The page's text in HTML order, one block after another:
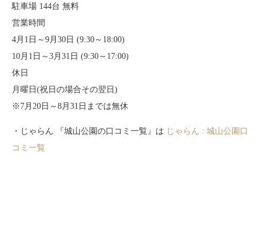
駐車場 144台 無料
営業時間
4月1日～9月30日 (9:30～18:00)
10月1日～3月31日 (9:30～17:00)
休日
月曜日(祝日の場合その翌日)
※7月20日～8月31日までは無休
・じゃらん 『城山公園の口コミ一覧』は じゃらん : 城山公園口
コミ一覧